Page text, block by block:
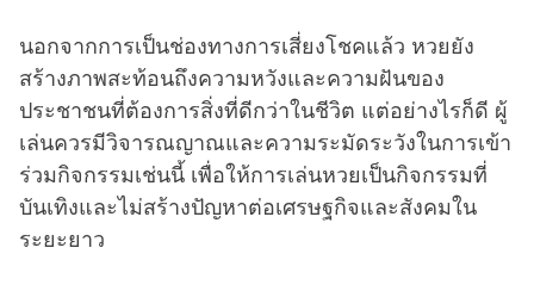
นอกจากการเป็นช่องทางการเสี่ยงโชคแล้ว หวยยัง
สร้างภาพสะท้อนถึงความหวังและความฝันของ
ประชาชนที่ต้องการสิ่งที่ดีกว่าในชีวิต แต่อย่างไรก็ดี ผู้
เล่นควรมีวิจารณญาณและความระมัดระวังในการเข้า
ร่วมกิจกรรมเช่นนี้ เพื่อให้การเล่นหวยเป็นกิจกรรมที่
บันเทิงและไม่สร้างปัญหาต่อเศรษฐกิจและสังคมใน
ระยะยาว